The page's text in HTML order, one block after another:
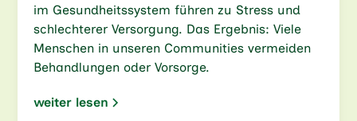
im Gesundheitssystem führen zu Stress und
schlechterer Versorgung. Das Ergebnis: Viele
Menschen in unseren Communities vermeiden
Behandlungen oder Vorsorge.
weiter lesen